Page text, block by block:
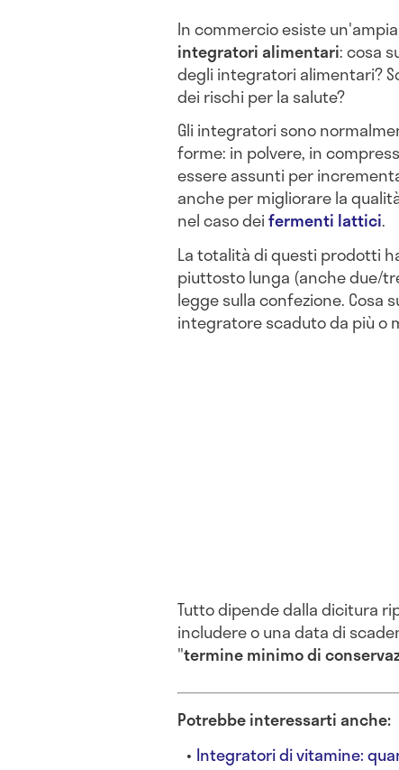
In commercio esiste
integratori alimentari: cosa
degli integratori alimentari?
dei rischi per la salute?
Gli integratori sono
forme: in polvere, in
essere assunti per
anche per migliorare la
nel caso deifermenti lattici.
La totalità di questi prodotti
piuttosto lunga (anche due/
legge sulla confezione. Cosa
integratore scaduto da più o
Tutto dipende dalla dicitura
includere o una data di
"termine minimo di
Potrebbe interessarti anche:
Integratori di vitamine: